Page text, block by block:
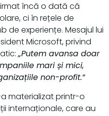
încă o dată că
ci în rețele de
de experiențe. Mesajul lui
Microsoft, privind
„Putem avansa doar
mari și mici,
non-profit.”
materializat printr-o
internaționale, care au